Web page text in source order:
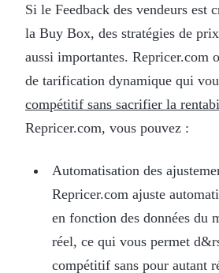
Si le Feedback des vendeurs est
la Buy Box, des stratégies de
aussi importantes. Repricer.com
de tarification dynamique qui
compétitif sans sacrifier la
Repricer.com, vous pouvez :
Automatisation des
Repricer.com ajuste
en fonction des données du
réel, ce qui vous permet
compétitif sans pour autant